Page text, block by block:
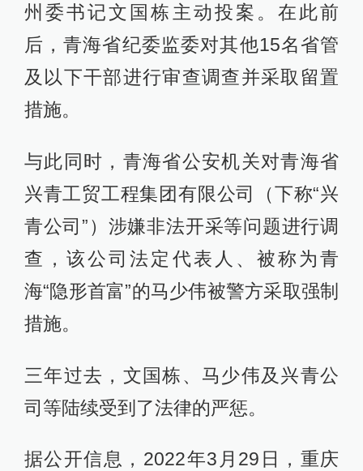
州委书记文国栋主动投案。在此前
后，青海省纪委监委对其他15名省管
及以下干部进行审查调查并采取留置
措施。
与此同时，青海省公安机关对青海省
兴青工贸工程集团有限公司（下称“兴
青公司”）涉嫌非法开采等问题进行调
查，该公司法定代表人、被称为青
海“隐形首富”的马少伟被警方采取强制
措施。
三年过去，文国栋、马少伟及兴青公
司等陆续受到了法律的严惩。
据公开信息，2022年3月29日，重庆